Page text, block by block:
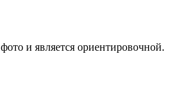
и является ориентировочной.